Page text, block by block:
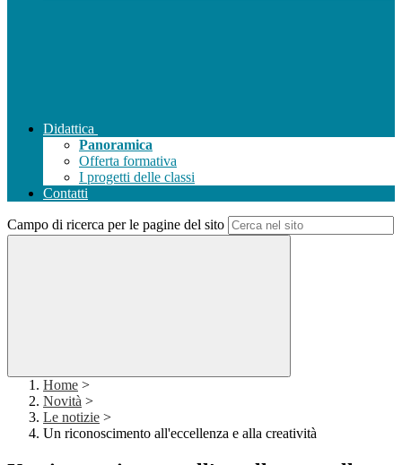
Didattica
Panoramica
Offerta formativa
I progetti delle classi
Contatti
Campo di ricerca per le pagine del sito
Home >
Novità >
Le notizie >
Un riconoscimento all'eccellenza e alla creatività